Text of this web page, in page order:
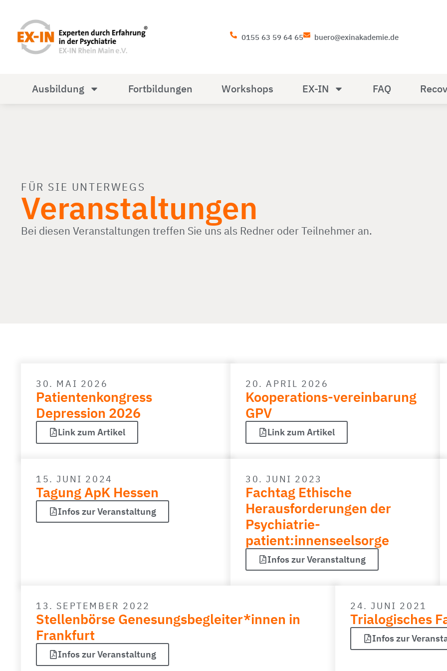
0155 63 59 64 65 buero@exinakademie.de
Ausbildung Fortbildungen Workshops EX-IN FAQ
FÜR SIE UNTERWEGS
Veranstaltungen
Bei diesen Veranstaltungen treffen Sie uns als Redner oder Teilnehmer an.
30. MAI 2026
Patientenkongress
Depression 2026
Link zum Artikel
20. APRIL 2026
Kooperations-vereinbarung
GPV
Link zum Artikel
15. JUNI 2024
Tagung ApK Hessen
Infos zur Veranstaltung
30. JUNI 2023
Fachtag Ethische
Herausforderungen der
Psychiatrie-
patient:innenseelsorge
Infos zur Veranstaltung
13. SEPTEMBER 2022
Stellenbörse Genesungsbegleiter*innen in
Frankfurt
Infos zur Veranstaltung
24. JUNI 2021
Trialogisches
Infos zur